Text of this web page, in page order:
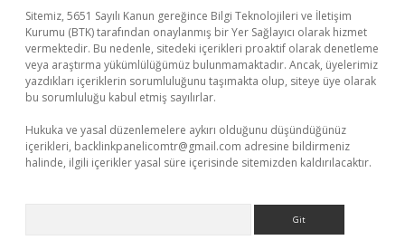
Sitemiz, 5651 Sayılı Kanun gereğince Bilgi Teknolojileri ve İletişim
Kurumu (BTK) tarafından onaylanmış bir Yer Sağlayıcı olarak hizmet
vermektedir. Bu nedenle, sitedeki içerikleri proaktif olarak denetleme
veya araştırma yükümlülüğümüz bulunmamaktadır. Ancak, üyelerimiz
yazdıkları içeriklerin sorumluluğunu taşımakta olup, siteye üye olarak
bu sorumluluğu kabul etmiş sayılırlar.
Hukuka ve yasal düzenlemelere aykırı olduğunu düşündüğünüz
içerikleri, backlinkpanelicomtr@gmail.com adresine bildirmeniz
halinde, ilgili içerikler yasal süre içerisinde sitemizden kaldırılacaktır.